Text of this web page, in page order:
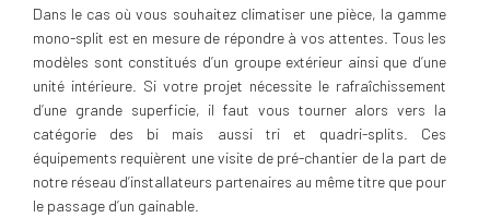
Dans le cas où vous souhaitez climatiser une pièce, la gamme
mono-split est en mesure de répondre à vos attentes. Tous les
modèles sont constitués d’un groupe extérieur ainsi que d’une
unité intérieure. Si votre projet nécessite le rafraîchissement
d’une grande superficie, il faut vous tourner alors vers la
catégorie des bi mais aussi tri et quadri-splits. Ces
équipements requièrent une visite de pré-chantier de la part de
notre réseau d’installateurs partenaires au même titre que pour
le passage d’un gainable.